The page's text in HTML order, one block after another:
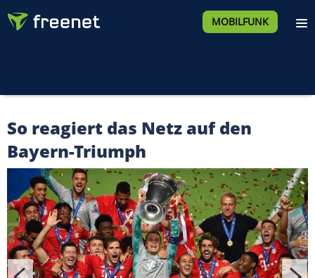
MOBILFUNK
So reagiert das Netz auf den
Bayern-Triumph